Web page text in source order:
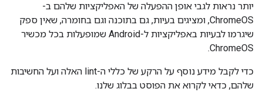
יותר נראות לגבי אופן ההפעלה של האפליקציות שלהם ב-
ChromeOS, ומציגים בעיות, גם בתוכנה וגם בחומרה, שאין ספק
שיגרמו לבעיות באפליקציות ל-Android שמופעלות בכל מכשיר
ChromeOS.
כדי לקבל מידע נוסף על הרקע של כללי ה-lint האלה ועל החשיבות
שלהם, כדאי לקרוא את הפוסט בבלוג שלנו.